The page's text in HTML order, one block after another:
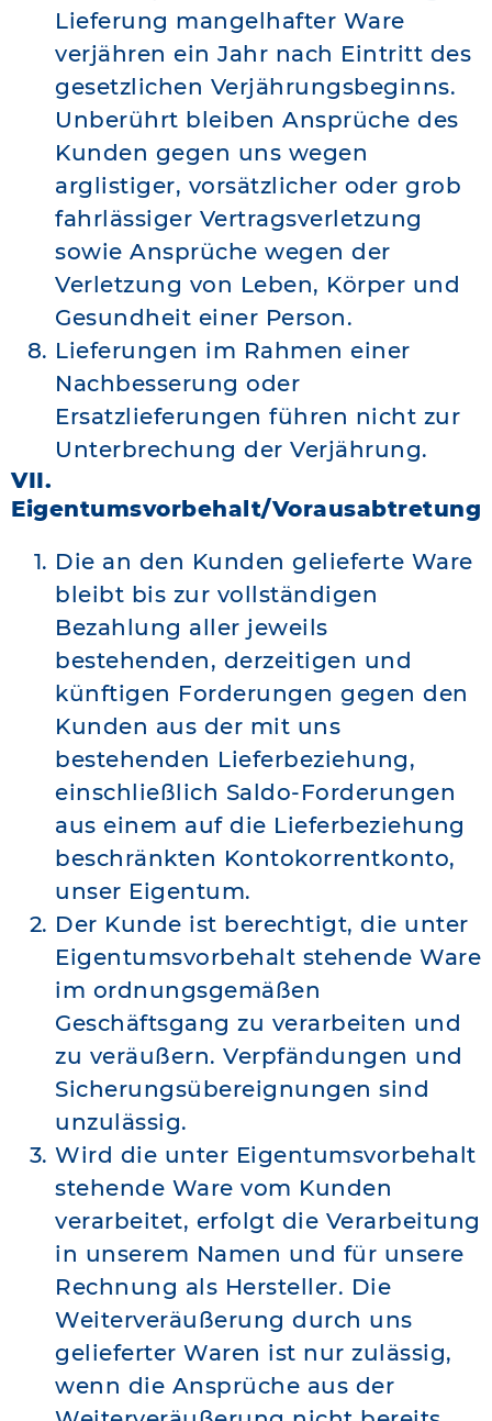
Lieferung mangelhafter Ware
verjähren ein Jahr nach Eintritt des
gesetzlichen Verjährungsbeginns.
Unberührt bleiben Ansprüche des
Kunden gegen uns wegen
arglistiger, vorsätzlicher oder grob
fahrlässiger Vertragsverletzung
sowie Ansprüche wegen der
Verletzung von Leben, Körper und
Gesundheit einer Person.
Lieferungen im Rahmen einer
Nachbesserung oder
Ersatzlieferungen führen nicht zur
Unterbrechung der Verjährung.
VII.
Eigentumsvorbehalt/Vorausabtretung
Die an den Kunden gelieferte Ware
bleibt bis zur vollständigen
Bezahlung aller jeweils
bestehenden, derzeitigen und
künftigen Forderungen gegen den
Kunden aus der mit uns
bestehenden Lieferbeziehung,
einschließlich Saldo-Forderungen
aus einem auf die Lieferbeziehung
beschränkten Kontokorrentkonto,
unser Eigentum.
Der Kunde ist berechtigt, die unter
Eigentumsvorbehalt stehende Ware
im ordnungsgemäßen
Geschäftsgang zu verarbeiten und
zu veräußern. Verpfändungen und
Sicherungsübereignungen sind
unzulässig.
Wird die unter Eigentumsvorbehalt
stehende Ware vom Kunden
verarbeitet, erfolgt die Verarbeitung
in unserem Namen und für unsere
Rechnung als Hersteller. Die
Weiterveräußerung durch uns
gelieferter Waren ist nur zulässig,
wenn die Ansprüche aus der